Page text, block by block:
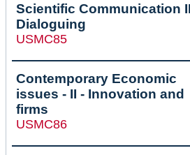
Scientific Communication
Dialoguing
USMC85
Contemporary Economic
issues - II - Innovation and
firms
USMC86